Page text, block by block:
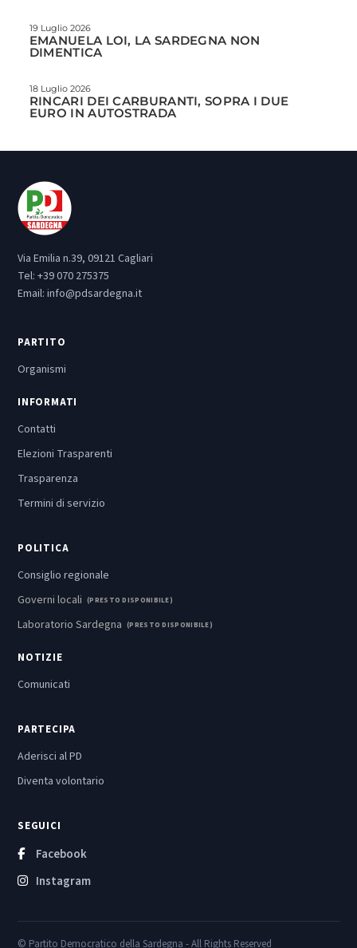
19 Luglio 2026
EMANUELA LOI, LA SARDEGNA NON
DIMENTICA
18 Luglio 2026
RINCARI DEI CARBURANTI, SOPRA I DUE
EURO IN AUTOSTRADA
Via Emilia n.39, 09121 Cagliari
Tel: +39 070 275375
Email: info@pdsardegna.it
PARTITO
Organismi
INFORMATI
Contatti
Elezioni Trasparenti
Trasparenza
Termini di servizio
POLITICA
Consiglio regionale
Governi locali (PRESTO DISPONIBILE)
Laboratorio Sardegna (PRESTO DISPONIBILE)
NOTIZIE
Comunicati
PARTECIPA
Aderisci al PD
Diventa volontario
SEGUICI
Facebook
Instagram
© Partito Democratico della Sardegna - All Rights Reserved